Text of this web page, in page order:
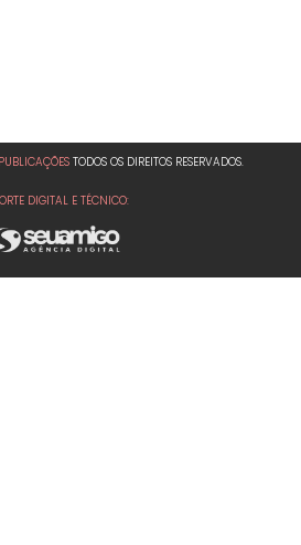
TODOS OS DIREITOS RESERVADOS.
DIGITAL E TÉCNICO: